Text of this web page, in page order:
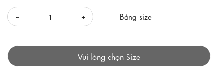
Bảng size
Vui lòng chọn Size